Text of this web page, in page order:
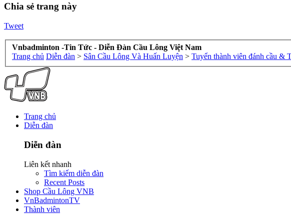
Chia sẻ trang này
Tweet
Vnbadminton -Tin Tức - Diễn Đàn Cầu Lông Việt Nam
Trang chủ Diễn đàn > Sân Cầu Lông Và Huấn Luyện > Tuyển thành viên đánh cầu &
Trang chủ
Diễn đàn
Diễn đàn
Liên kết nhanh
Tìm kiếm diễn đàn
Recent Posts
Shop Cầu Lông VNB
VnBadmintonTV
Thành viên